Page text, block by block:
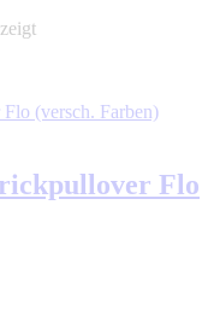
Nach
Flo